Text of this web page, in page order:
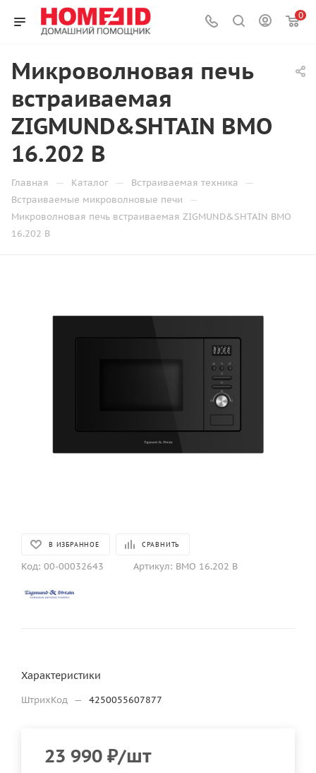
0
Микроволновая печь
встраиваемая
ZIGMUND&SHTAIN BMO
16.202 B
Главная — Каталог — Встраиваемая техника —
Встраиваемые микроволновые печи —
Микроволновая печь встраиваемая ZIGMUND&SHTAIN BMO
16.202 B
В ИЗБРАННОЕ СРАВНИТЬ
Код: 00-00032643 Артикул: BMO 16.202 B
Характеристики
ШтрихКод — 4250055607877
23 990 ₽/шт